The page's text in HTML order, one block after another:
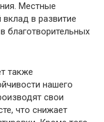
Местные
в развитие
благотворительных
также
нашего
свои
что снижает